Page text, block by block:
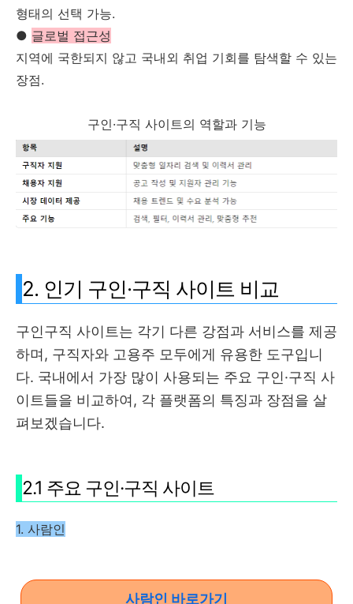
형태의 선택 가능.
● 글로벌 접근성
지역에 국한되지 않고 국내외 취업 기회를 탐색할 수 있는
장점.
구인·구직 사이트의 역할과 기능
2. 인기 구인·구직 사이트 비교
구인구직 사이트는 각기 다른 강점과 서비스를 제공
하며, 구직자와 고용주 모두에게 유용한 도구입니
다. 국내에서 가장 많이 사용되는 주요 구인·구직 사
이트들을 비교하여, 각 플랫폼의 특징과 장점을 살
펴보겠습니다.
2.1 주요 구인·구직 사이트
1. 사람인
사람인 바로가기